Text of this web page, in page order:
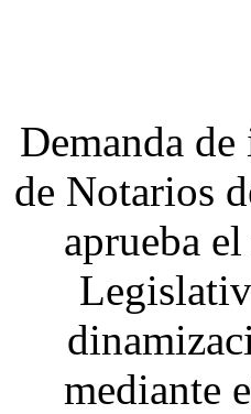
Demanda
de Notarios
aprueba
mediante